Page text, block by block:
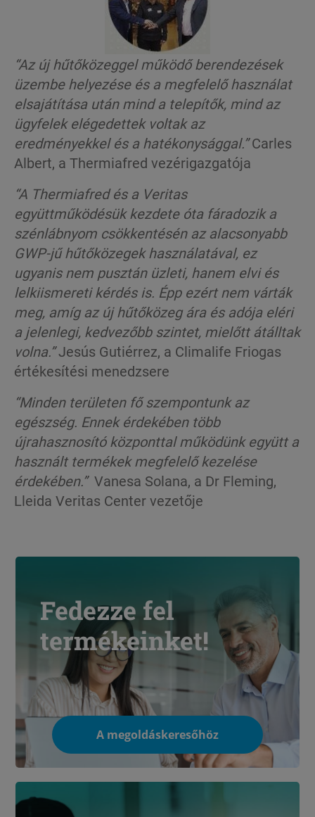
“Az új hűtőközeggel működő berendezések
üzembe helyezése és a megfelelő használat
elsajátítása után mind a telepítők, mind az
ügyfelek elégedettek voltak az
eredményekkel és a hatékonysággal.”Carles
Albert, a Thermiafred vezérigazgatója
“A Thermiafred és a Veritas
együttműködésük kezdete óta fáradozik a
szénlábnyom csökkentésén az alacsonyabb
GWP-jű hűtőközegek használatával, ez
ugyanis nem pusztán üzleti, hanem elvi és
lelkiismereti kérdés is. Épp ezért nem várták
meg, amíg az új hűtőközeg ára és adója eléri
a jelenlegi, kedvezőbb szintet, mielőtt átálltak
volna.”Jesús Gutiérrez, a Climalife Friogas
értékesítési menedzsere
“Minden területen fő szempontunk az
egészség. Ennek érdekében több
újrahasznosító központtal működünk együtt a
használt termékek megfelelő kezelése
érdekében.” Vanesa Solana, a Dr Fleming,
Lleida Veritas Center vezetője
Fedezze fel
termékeinket!
A megoldáskeresőhöz